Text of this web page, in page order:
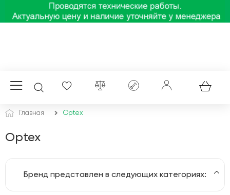
Главная Optex
Optex
Бренд представлен в следующих категориях: